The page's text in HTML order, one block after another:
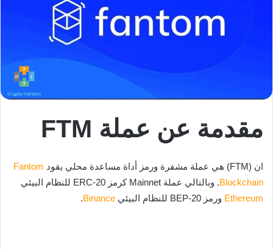
مقدمة عن عملة FTM
ان (FTM) هي عملة مشفرة ورمز أداة مساعدة محلي يقود
Fantom
Blockchain. وبالتالي عملة Mainnet كرمز ERC-20 للنظام البيئي
Ethereum ورمز BEP-20 للنظام البيئي Binance
.